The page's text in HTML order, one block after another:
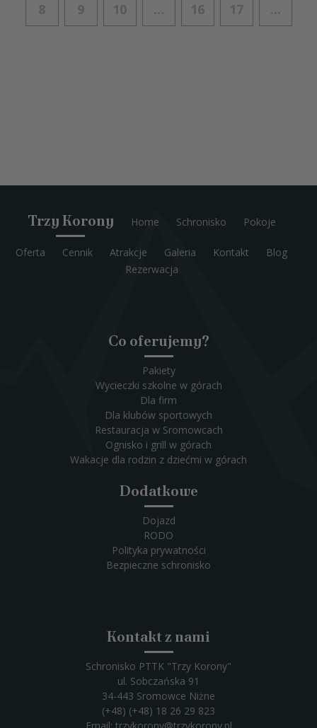
8
9 10 … 16 17 ...
Trzy Korony Home Schronisko Pokoje
Oferta Cennik Atrakcje Galeria Kontakt
Blog
Rezerwacja
Co oferujemy?
Pakiety
Wycieczki szkolne w górach
Dla firm
Dla klubów sportowych
Restauracja w Sromowcach
Ognisko i grill w górach
Wakacje dla rodzin z dziećmi w górach
Dodatkowe
Dojazd
RODO
Polityka prywatności
Bezpieczne schronisko
Kontakt z nami
Schronisko PTTK "Trzy Korony"
ul. Sobczańska 91
34-443 Sromowce Niżne
(+48) (+48) 18 26 29 823